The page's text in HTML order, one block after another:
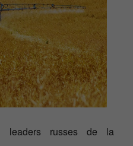
leaders russes de la